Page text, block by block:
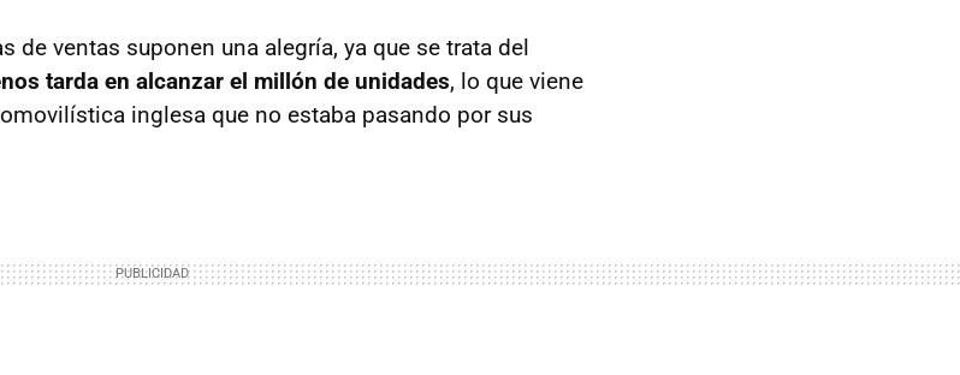
de ventas suponen una alegría, ya que se trata del
tarda en alcanzar el millón de unidades, lo que viene
inglesa que no estaba pasando por sus